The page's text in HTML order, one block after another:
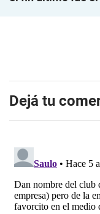
Dejá tu